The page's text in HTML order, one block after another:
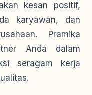
kesan positif,
karyawan, dan
Pramika
Anda dalam
seragam kerja